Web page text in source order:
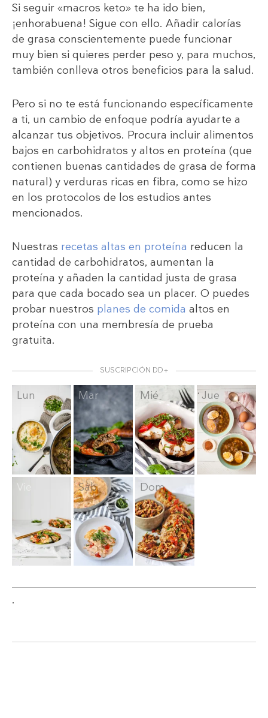
Si seguir «macros keto» te ha ido bien,
¡enhorabuena! Sigue con ello. Añadir calorías
de grasa conscientemente puede funcionar
muy bien si quieres perder peso y, para muchos,
también conlleva otros beneficios para la salud.
Pero si no te está funcionando específicamente
a ti, un cambio de enfoque podría ayudarte a
alcanzar tus objetivos. Procura incluir alimentos
bajos en carbohidratos y altos en proteína (que
contienen buenas cantidades de grasa de forma
natural) y verduras ricas en fibra, como se hizo
en los protocolos de los estudios antes
mencionados.
Nuestras recetas altas en proteína reducen la
cantidad de carbohidratos, aumentan la
proteína y añaden la cantidad justa de grasa
para que cada bocado sea un placer. O puedes
probar nuestros planes de comida altos en
proteína con una membresía de prueba
gratuita.
SUSCRIPCIÓN DD+
Lun Mar Mié Jue
Vie Sáb Dom
.